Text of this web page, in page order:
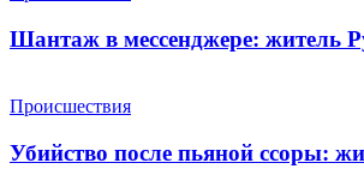
Шантаж в мессенджере: житель
Происшествия
Убийство после пьяной ссоры: